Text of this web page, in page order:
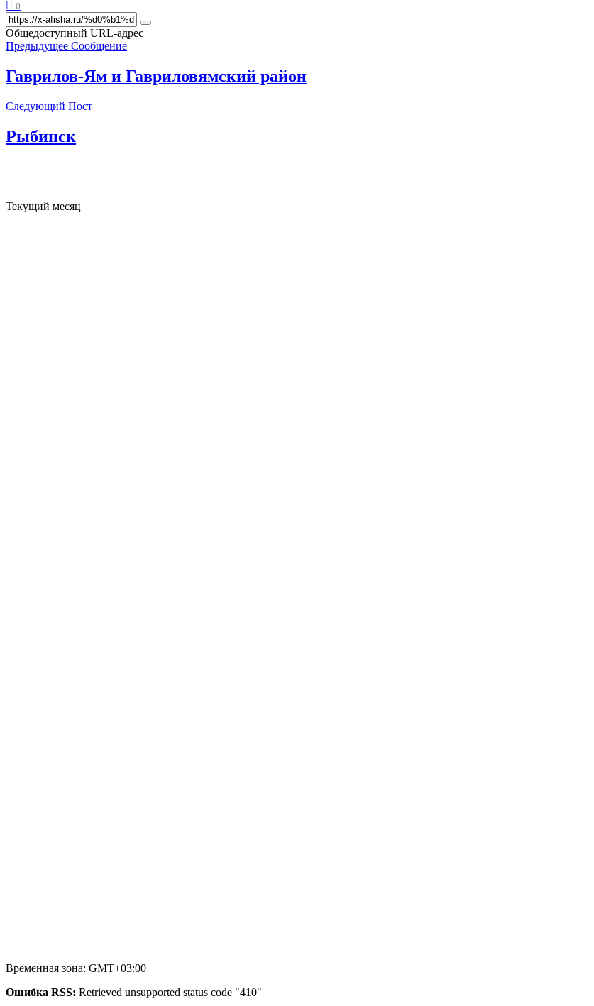
0
Общедоступный URL-адрес
Предыдущее Сообщение
Гаврилов-Ям и Гавриловямский район
Следующий Пост
Рыбинск
Текущий месяц
Временная зона: GMT+03:00
Ошибка RSS: Retrieved unsupported status code "410"